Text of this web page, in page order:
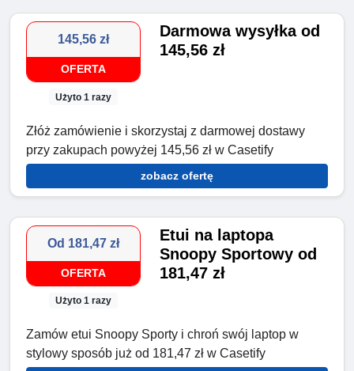
145,56 zł
OFERTA
Użyto 1 razy
Darmowa wysyłka od
145,56 zł
Złóż zamówienie i skorzystaj z darmowej dostawy
przy zakupach powyżej 145,56 zł w Casetify
zobacz ofertę
Od 181,47 zł
OFERTA
Użyto 1 razy
Etui na laptopa
Snoopy Sportowy od
181,47 zł
Zamów etui Snoopy Sporty i chroń swój laptop w
stylowy sposób już od 181,47 zł w Casetify